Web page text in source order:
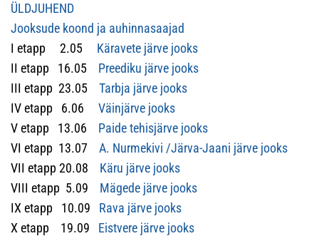
ÜLDJUHEND
Jooksude koond ja auhinnasaajad
I etapp 2.05 Käravete järve jooks
II etapp 16.05 Preediku järve jooks
III etapp 23.05 Tarbja järve jooks
IV etapp 6.06 Väinjärve jooks
V etapp 13.06 Paide tehisjärve jooks
VI etapp 13.07 A. Nurmekivi /Järva-Jaani järve jooks
VII etapp 20.08 Käru järve jooks
VIII etapp 5.09 Mägede järve jooks
IX etapp 10.09
Rava järve jooks
X etapp 19.09
Eistvere järve jooks